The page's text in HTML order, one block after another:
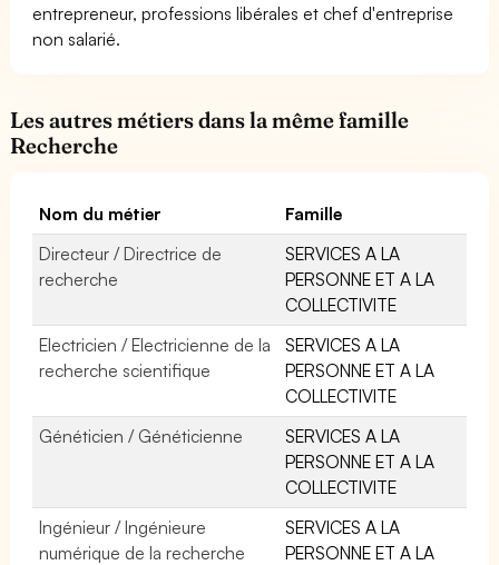
entrepreneur, professions libérales et chef d'entreprise
non salarié.
Les autres métiers dans la même famille
Recherche
Nom du métier
Famille
Directeur / Directrice de
recherche
SERVICES A LA
PERSONNE ET A LA
COLLECTIVITE
Electricien / Electricienne de la
recherche scientifique
SERVICES A LA
PERSONNE ET A LA
COLLECTIVITE
Généticien / Généticienne
SERVICES A LA
PERSONNE ET A LA
COLLECTIVITE
Ingénieur / Ingénieure
numérique de la recherche
SERVICES A LA
PERSONNE ET A LA